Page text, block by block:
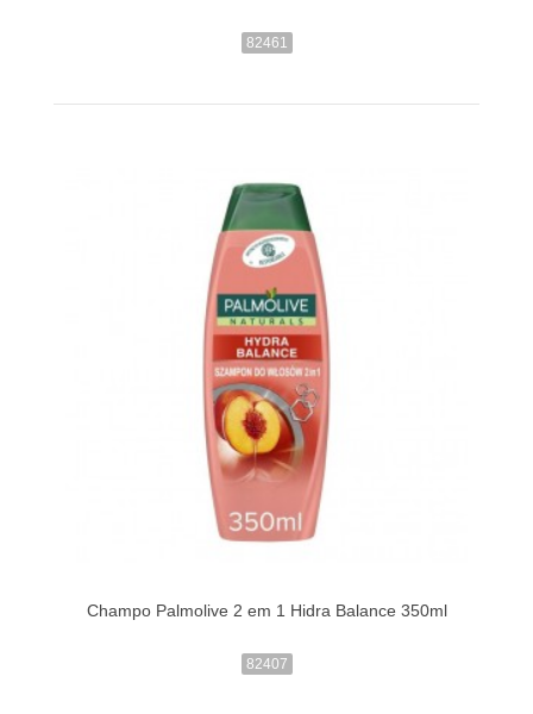
82461
Champo Palmolive 2 em 1 Hidra Balance 350ml
82407